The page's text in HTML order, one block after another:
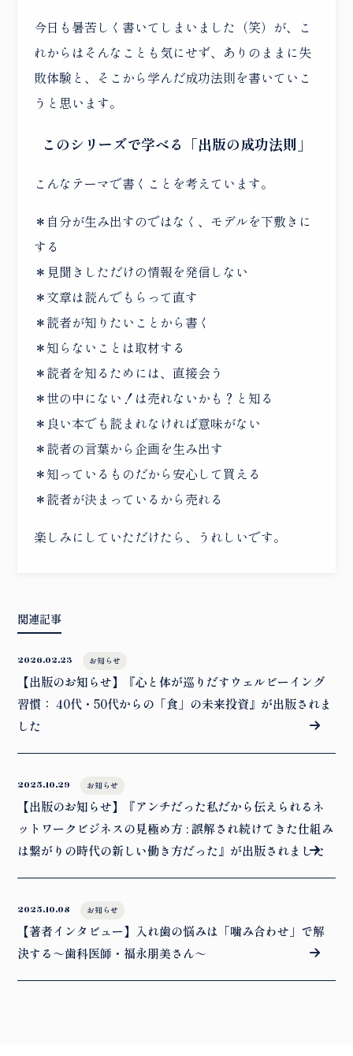
今日も暑苦しく書いてしまいました（笑）が、こ
れからはそんなことも気にせず、ありのままに失
敗体験と、そこから学んだ成功法則を書いていこ
うと思います。
このシリーズで学べる「出版の成功法則」
こんなテーマで書くことを考えています。
＊自分が生み出すのではなく、モデルを下敷きに
する
＊見聞きしただけの情報を発信しない
＊文章は読んでもらって直す
＊読者が知りたいことから書く
＊知らないことは取材する
＊読者を知るためには、直接会う
＊世の中にない！は売れないかも？と知る
＊良い本でも読まれなければ意味がない
＊読者の言葉から企画を生み出す
＊知っているものだから安心して買える
＊読者が決まっているから売れる
楽しみにしていただけたら、うれしいです。
関連記事
2026.02.23 お知らせ
【出版のお知らせ】『心と体が巡りだすウェルビーイング
習慣： 40代・50代からの「食」の未来投資』が出版されま
した
2025.10.29 お知らせ
【出版のお知らせ】『アンチだった私だから伝えられるネ
ットワークビジネスの見極め方 : 誤解され続けてきた仕組み
は繋がりの時代の新しい働き方だった』が出版されました
2025.10.08 お知らせ
【著者インタビュー】入れ歯の悩みは「噛み合わせ」で解
決する～歯科医師・福永朋美さん～